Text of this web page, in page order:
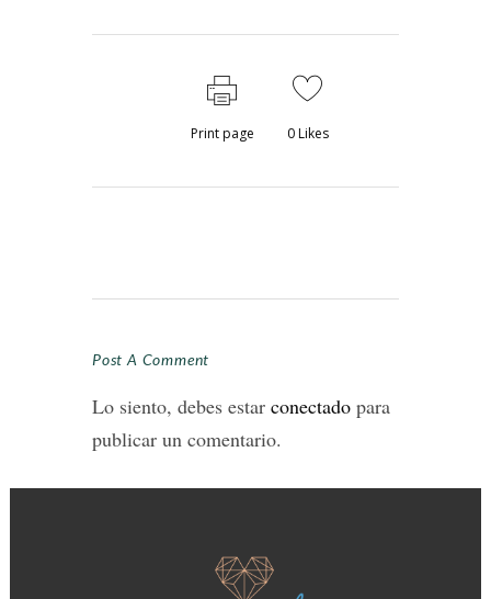
Print page 0Likes
Post A Comment
Lo siento, debes estar conectado para
publicar un comentario.